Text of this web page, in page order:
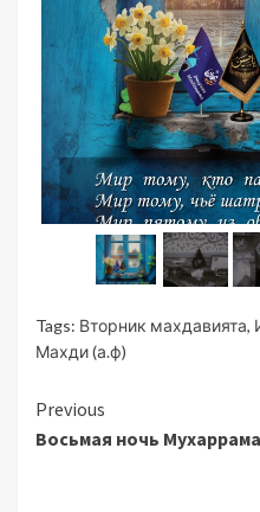
Tags: Вторник махдавията,
Махди (а.ф)
Continue
Reading
Previous
Восьмая ночь